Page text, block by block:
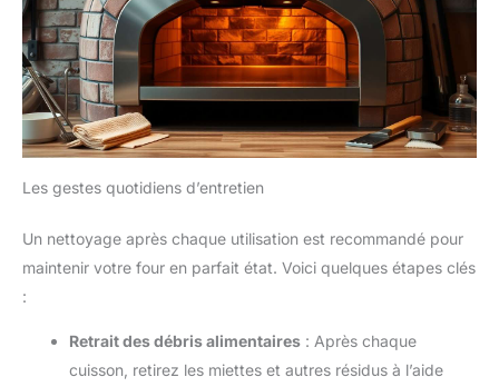
Les gestes quotidiens d’entretien
Un nettoyage après chaque utilisation est recommandé pour
maintenir votre four en parfait état. Voici quelques étapes clés
:
Retrait des débris alimentaires : Après chaque
cuisson, retirez les miettes et autres résidus à l’aide